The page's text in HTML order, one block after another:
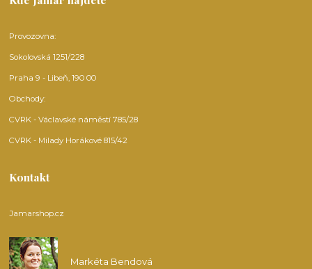
Provozovna:
Sokolovská 1251/228
Praha 9 - Libeň, 190 00
Obchody:
CVRK - Václavské náměstí 785/28
CVRK - Milady Horákové 815/42
Kontakt
Jamarshop.cz
Markéta Bendová